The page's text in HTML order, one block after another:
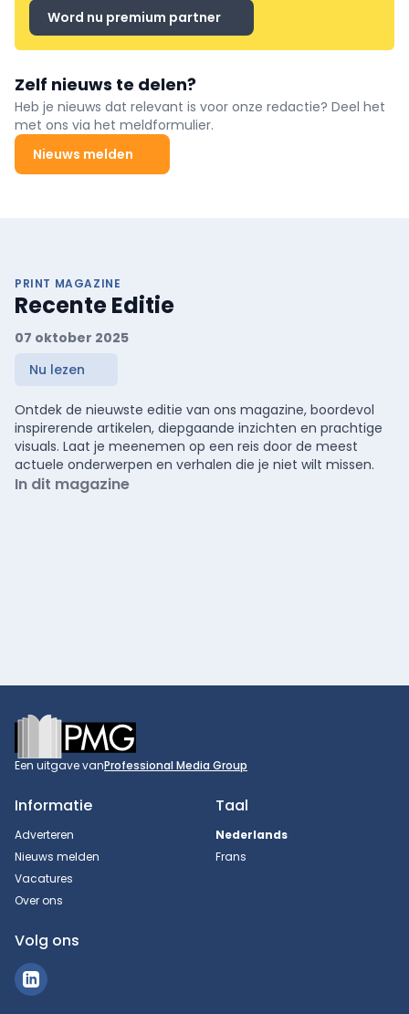
Word nu premium partner
Zelf nieuws te delen?
Heb je nieuws dat relevant is voor onze redactie? Deel het
met ons via het meldformulier.
Nieuws melden
PRINT MAGAZINE
Recente Editie
07 oktober 2025
Nu lezen
Ontdek de nieuwste editie van ons magazine, boordevol
inspirerende artikelen, diepgaande inzichten en prachtige
visuals. Laat je meenemen op een reis door de meest
actuele onderwerpen en verhalen die je niet wilt missen.
In dit magazine
Footer
Een uitgave vanProfessional Media Group
Informatie
Adverteren
Nieuws melden
Vacatures
Over ons
Taal
Nederlands
Frans
Volg ons